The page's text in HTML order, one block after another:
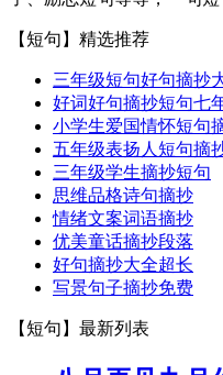
【短句】 精选推荐
三年级短句好句摘抄
好词好句摘抄短句七
小学生爱国情怀短句
五年级表扬人短句摘
三年级学生摘抄短句
思维品格诗句摘抄
情绪文案词语摘抄
优美童话摘抄段落
好句摘抄大全超长
写景句子摘抄免费
【短句】 最新列表